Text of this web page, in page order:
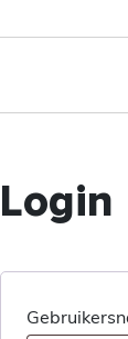
Login